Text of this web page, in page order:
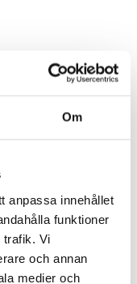
Om
anpassa innehållet
funktioner
trafik. Vi
och annan
medier och